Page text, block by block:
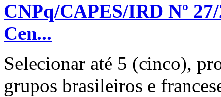
CNPq/CAPES/IRD Nº
Cen...
Selecionar até 5 (cinco),
grupos brasileiros e